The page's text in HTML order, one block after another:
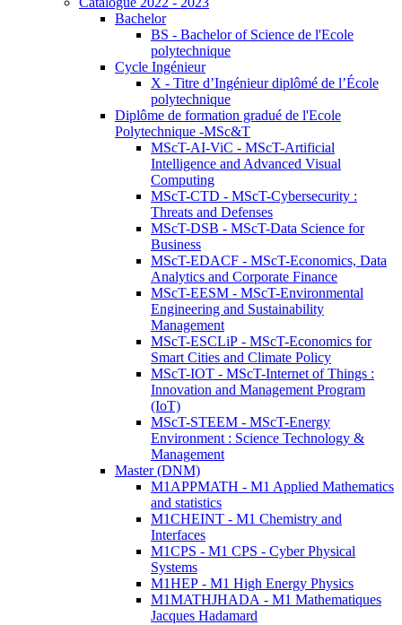
Bachelor
BS - Bachelor of Science de l'Ecole
polytechnique
Cycle Ingénieur
X - Titre d’Ingénieur diplômé de l’École
polytechnique
Diplôme de formation gradué de l'Ecole
Polytechnique -MSc&T
MScT-AI-ViC - MScT-Artificial
Intelligence and Advanced Visual
Computing
MScT-CTD - MScT-Cybersecurity :
Threats and Defenses
MScT-DSB - MScT-Data Science for
Business
MScT-EDACF - MScT-Economics, Data
Analytics and Corporate Finance
MScT-EESM - MScT-Environmental
Engineering and Sustainability
Management
MScT-ESCLiP - MScT-Economics for
Smart Cities and Climate Policy
MScT-IOT - MScT-Internet of Things :
Innovation and Management Program
(IoT)
MScT-STEEM - MScT-Energy
Environment : Science Technology &
Management
Master (DNM)
M1APPMATH - M1 Applied Mathematics
and statistics
M1CHEINT - M1 Chemistry and
Interfaces
M1CPS - M1 CPS - Cyber Physical
Systems
M1HEP - M1 High Energy Physics
M1MATHJHADA - M1 Mathematiques
Jacques Hadamard